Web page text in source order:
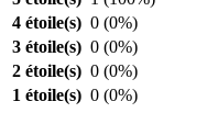
4 étoile(s) 0 (0%)
3 étoile(s) 0 (0%)
2 étoile(s) 0 (0%)
1 étoile(s) 0 (0%)